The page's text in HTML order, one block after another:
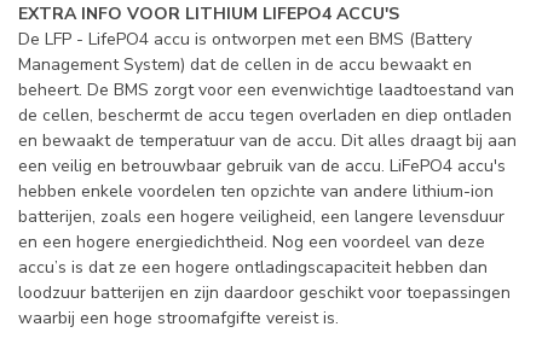
EXTRA INFO VOOR LITHIUM LIFEPO4 ACCU'S
De LFP - LifePO4 accu is ontworpen met een BMS (Battery
Management System) dat de cellen in de accu bewaakt en
beheert. De BMS zorgt voor een evenwichtige laadtoestand van
de cellen, beschermt de accu tegen overladen en diep ontladen
en bewaakt de temperatuur van de accu. Dit alles draagt bij aan
een veilig en betrouwbaar gebruik van de accu. LiFePO4 accu's
hebben enkele voordelen ten opzichte van andere lithium-ion
batterijen, zoals een hogere veiligheid, een langere levensduur
en een hogere energiedichtheid. Nog een voordeel van deze
accu’s is dat ze een hogere ontladingscapaciteit hebben dan
loodzuur batterijen en zijn daardoor geschikt voor toepassingen
waarbij een hoge stroomafgifte vereist is.